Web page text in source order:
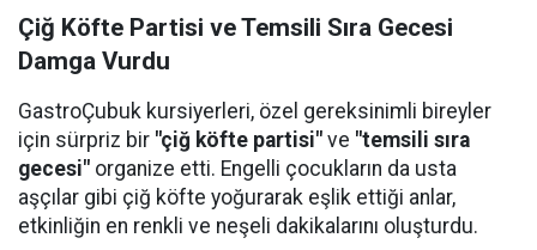
Çiğ Köfte Partisi ve Temsili Sıra Gecesi
Damga Vurdu
GastroÇubuk kursiyerleri, özel gereksinimli bireyler
için sürpriz bir "çiğ köfte partisi" ve "temsili sıra
gecesi" organize etti. Engelli çocukların da usta
aşçılar gibi çiğ köfte yoğurarak eşlik ettiği anlar,
etkinliğin en renkli ve neşeli dakikalarını oluşturdu.